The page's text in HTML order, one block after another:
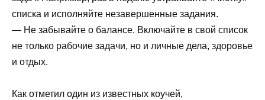
списка и исполняйте незавершенные задания.
— Не забывайте о балансе. Включайте в свой список
не только рабочие задачи, но и личные дела, здоровье
и отдых.
Как отметил один из известных коучей,